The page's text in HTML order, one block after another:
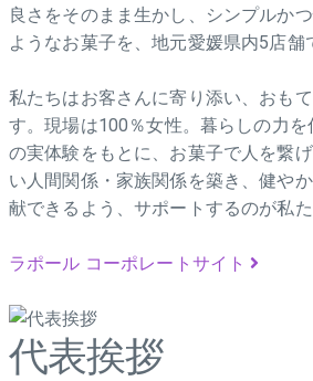
良さをそのまま生かし、シンプルか
ようなお菓子を、地元愛媛県内5店舗
私たちはお客さんに寄り添い、おも
す。現場は100％女性。暮らしの力を
の実体験をもとに、お菓子で人を繋
い人間関係・家族関係を築き、健や
献できるよう、サポートするのが私た
ラポール コーポレートサイト
代表挨拶